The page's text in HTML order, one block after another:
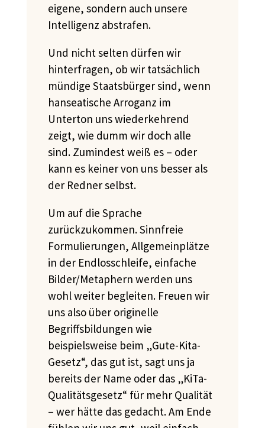
eigene, sondern auch unsere
Intelligenz abstrafen.
Und nicht selten dürfen wir
hinterfragen, ob wir tatsächlich
mündige Staatsbürger sind, wenn
hanseatische Arroganz im
Unterton uns wiederkehrend
zeigt, wie dumm wir doch alle
sind.Zumindest weiß es – oder
kann es keiner von uns besser als
der Redner selbst.
Um auf die Sprache
zurückzukommen. Sinnfreie
Formulierungen, Allgemeinplätze
in der Endlosschleife, einfache
Bilder/Metaphern werden uns
wohl weiter begleiten. Freuen wir
uns also über originelle
Begriffsbildungen wie
beispielsweise beim „Gute-Kita-
Gesetz“, das gut ist, sagt uns ja
bereits der Name oder das „KiTa-
Qualitätsgesetz“ für mehr Qualität
– wer hätte das gedacht. Am Ende